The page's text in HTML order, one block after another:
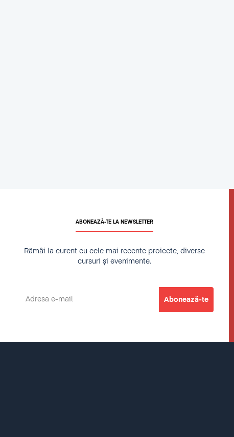
ABONEAZĂ-TE LA NEWSLETTER
Rămâi la curent cu cele mai recente proiecte, diverse
cursuri și evenimente.